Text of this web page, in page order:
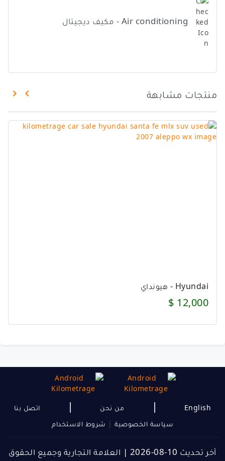
Air conditioning - مكيف ديجيتال
منتجات مشابهة
Hyundai - هيونداي
12,000 $
English
| من نحن |
اتصل بنا
سياسة الخصوصية | شروط الاستخدام
أخر تحديث 10-08-2026 | العلامة التجارية وجميع الحقوق